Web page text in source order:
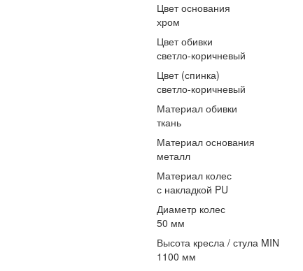
Цвет основания
хром
Цвет обивки
светло-коричневый
Цвет (спинка)
светло-коричневый
Материал обивки
ткань
Материал основания
металл
Материал колес
с накладкой PU
Диаметр колес
50 мм
Высота кресла / стула MIN
1100 мм